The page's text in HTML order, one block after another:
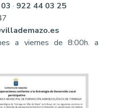
· 922 44 03 25
a viernes de 8:00h. a